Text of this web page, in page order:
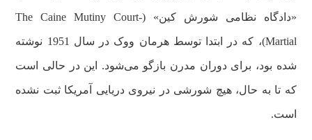
«دادگاه نظامی شورش کین» (The Caine Mutiny Court-
Martial)، که در ابتدا توسط هرمان ووک در سال 1951 نوشته
شده بود، برای دوران مدرن بازگو می‌شود. این در حالی است
که تا به حال، هیچ شورشی در نیروی دریایی آمریکا ثبت نشده
است.